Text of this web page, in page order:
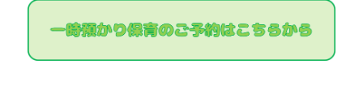
ョ
ン